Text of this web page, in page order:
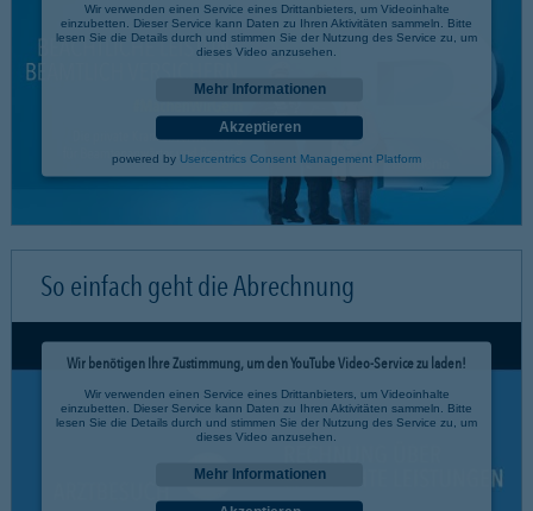
Wir verwenden einen Service eines Drittanbieters, um Videoinhalte
einzubetten. Dieser Service kann Daten zu Ihren Aktivitäten sammeln. Bitte
lesen Sie die Details durch und stimmen Sie der Nutzung des Service zu, um
dieses Video anzusehen.
Mehr Informationen
Akzeptieren
powered by Usercentrics Consent Management Platform
So einfach geht die Abrechnung
Wir benötigen Ihre Zustimmung, um den YouTube Video-Service zu laden!
Wir verwenden einen Service eines Drittanbieters, um Videoinhalte
einzubetten. Dieser Service kann Daten zu Ihren Aktivitäten sammeln. Bitte
lesen Sie die Details durch und stimmen Sie der Nutzung des Service zu, um
dieses Video anzusehen.
Mehr Informationen